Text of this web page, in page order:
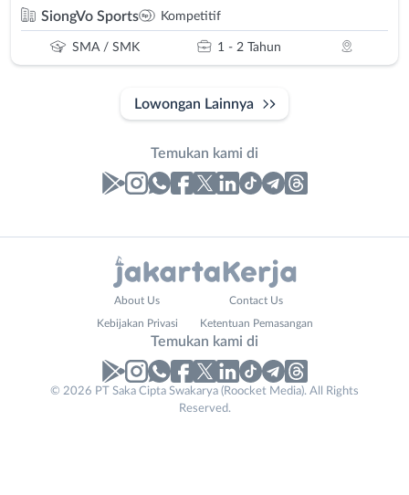
SiongVo Sports Kompetitif
SMA / SMK 1 - 2 Tahun
Lowongan Lainnya
Temukan kami di
No. Telp /
About Us Contact Us
Kebijakan Privasi Ketentuan Pemasangan
Temukan kami di
© 2026 PT Saka Cipta Swakarya (Roocket Media). All Rights
Reserved.